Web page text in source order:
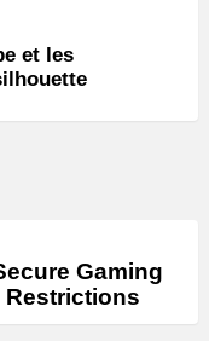
et les
Gaming
Restrictions